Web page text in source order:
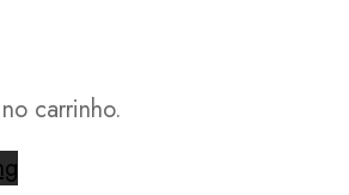
carrinho.